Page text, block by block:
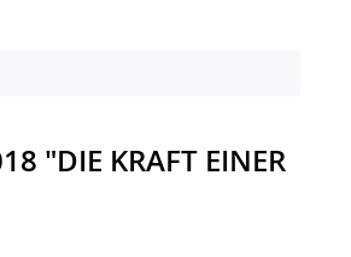
"DIE KRAFT EINER